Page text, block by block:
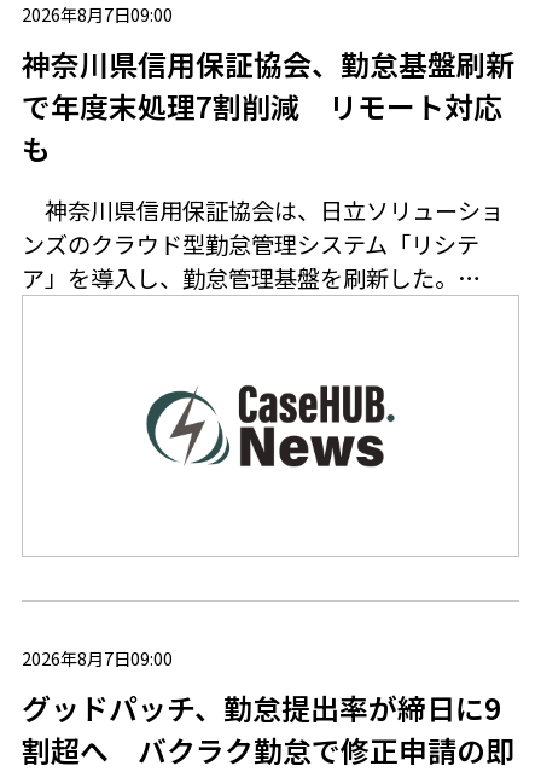
2026年8月7日09:00
神奈川県信用保証協会、勤怠基盤刷新
で年度末処理7割削減 リモート対応
も
神奈川県信用保証協会は、日立ソリューショ
ンズのクラウド型勤怠管理システム「リシテ
ア」を導入し、勤怠管理基盤を刷新した。…
2026年8月7日09:00
グッドパッチ、勤怠提出率が締日に9
割超へ バクラク勤怠で修正申請の即